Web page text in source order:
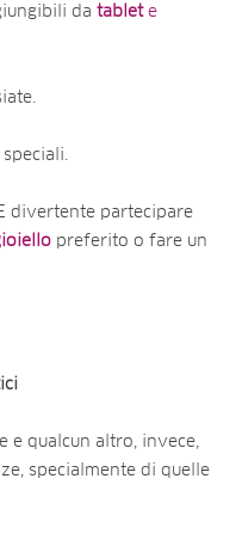
da tablete
divertente partecipare
preferito o fare un
e qualcun altro, invece,
specialmente di quelle